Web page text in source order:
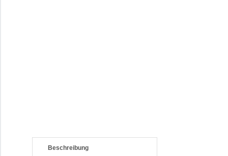
Beschreibung